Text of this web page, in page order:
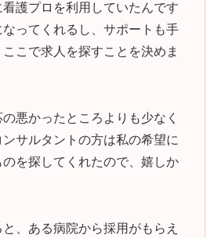
護プロを利用していたんです
ってくれるし、サポートも手
こで求人を探すことを決めま
悪かったところよりも少なく
サルタントの方は私の希望に
を探してくれたので、嬉しか
、ある病院から採用がもらえ